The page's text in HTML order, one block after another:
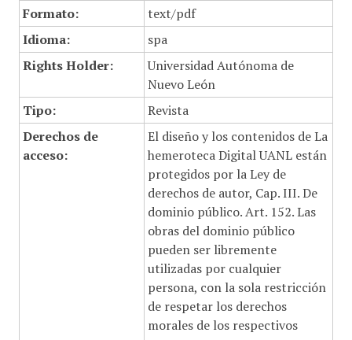
Formato:
text/pdf
Idioma:
spa
Rights Holder:
Universidad Autónoma de
Nuevo León
Tipo:
Revista
Derechos de
acceso:
El diseño y los contenidos de La
hemeroteca Digital UANL están
protegidos por la Ley de
derechos de autor, Cap. III. De
dominio público. Art. 152. Las
obras del dominio público
pueden ser libremente
utilizadas por cualquier
persona, con la sola restricción
de respetar los derechos
morales de los respectivos